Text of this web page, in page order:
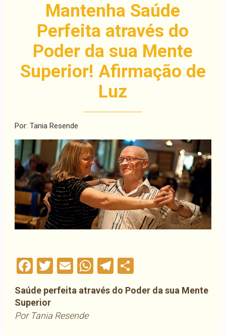
Mantenha Saúde
Perfeita através do
Poder da sua Mente
Superior! Afirmação de
Luz
Por: Tania Resende
Facebook
Twitter
EmailWhatsApp
Telegram
Saúde perfeita através do Poder da sua Mente
Superior
Por Tania Resende